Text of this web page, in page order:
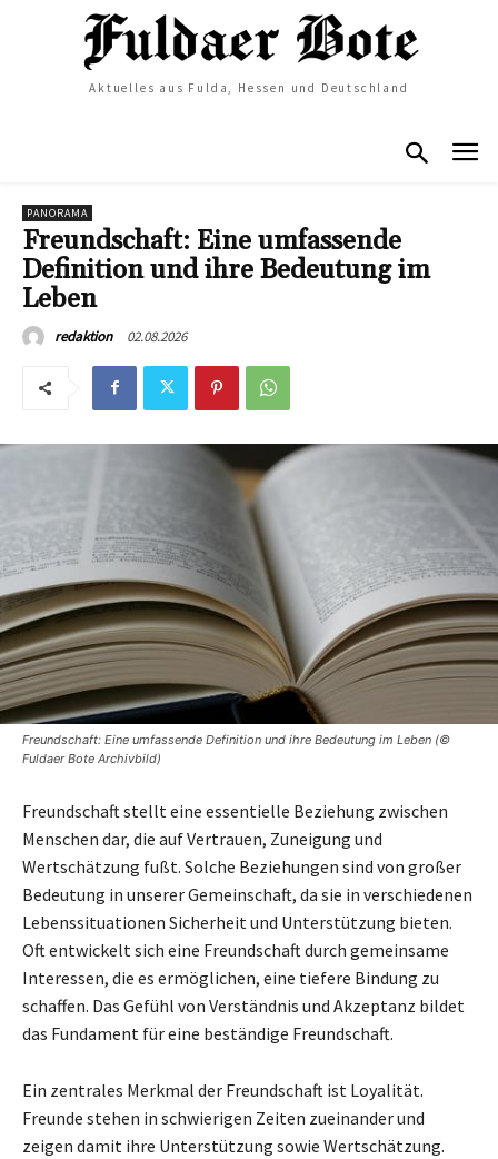
Aktuelles aus Fulda, Hessen und Deutschland
PANORAMA
Freundschaft: Eine umfassende
Definition und ihre Bedeutung im
Leben
redaktion 02.08.2026
Freundschaft: Eine umfassende Definition und ihre Bedeutung im Leben (©
Fuldaer Bote Archivbild)
Freundschaft stellt eine essentielle Beziehung zwischen
Menschen dar, die auf Vertrauen, Zuneigung und
Wertschätzung fußt. Solche Beziehungen sind von großer
Bedeutung in unserer Gemeinschaft, da sie in verschiedenen
Lebenssituationen Sicherheit und Unterstützung bieten.
Oft entwickelt sich eine Freundschaft durch gemeinsame
Interessen, die es ermöglichen, eine tiefere Bindung zu
schaffen. Das Gefühl von Verständnis und Akzeptanz bildet
das Fundament für eine beständige Freundschaft.
Ein zentrales Merkmal der Freundschaft ist Loyalität.
Freunde stehen in schwierigen Zeiten zueinander und
zeigen damit ihre Unterstützung sowie Wertschätzung.